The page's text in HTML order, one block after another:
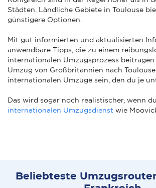
Städten. Ländliche Gebiete in Toulouse
günstigere Optionen.
Mit gut informierten und aktualisierten
anwendbare Tipps, die zu einem
internationalen Umzugsprozess
Umzug von Großbritannien nach
internationalen Umzüge sein, den du je
Das wird sogar noch realistischer, wenn
internationalen Umzugsdienst wie
Beliebteste